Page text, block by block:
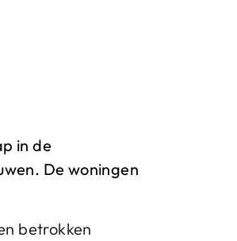
in de
De woningen
betrokken